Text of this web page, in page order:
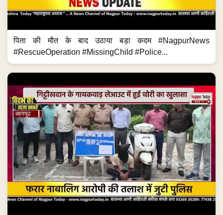
पिता की मौत के बाद उठाया बड़ा कदम #NagpurNews
#RescueOperation #MissingChild #Police...